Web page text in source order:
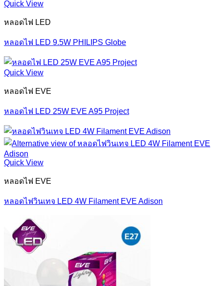
Quick View
หลอดไฟ LED
หลอดไฟ LED 9.5W PHILIPS Globe
Quick View
หลอดไฟ EVE
หลอดไฟ LED 25W EVE A95 Project
Quick View
หลอดไฟ EVE
หลอดไฟวินเทจ LED 4W Filament EVE Adison